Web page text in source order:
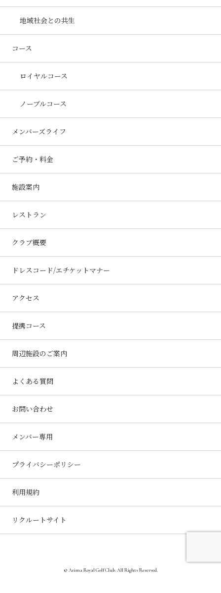
地域社会との共生
コース
ロイヤルコース
ノーブルコース
メンバーズライフ
ご予約・料金
施設案内
レストラン
クラブ概要
ドレスコード/エチケットマナー
アクセス
提携コース
周辺施設のご案内
よくある質問
お問い合わせ
メンバー専用
プライバシーポリシー
利用規約
リクルートサイト
© Arima Royal Golf Club. All Rights Reserved.